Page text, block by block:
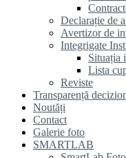
Declarație de
Avertizor de
Integrigate
Situația
Lista
Reviste
Transparență
Noutăți
Contact
Galerie foto
SMARTLAB